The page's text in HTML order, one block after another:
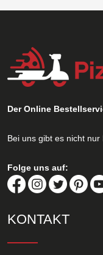
Der Online
Bei uns gibt es nicht
Folge uns auf:
KONTAKT